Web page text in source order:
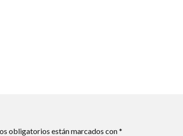
obligatorios están marcados con*